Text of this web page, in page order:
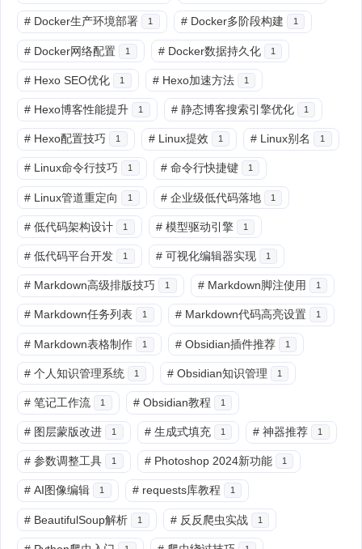
# Docker生产环境部署 1 # Docker多阶段构建 1
# Docker网络配置 1 # Docker数据持久化 1
# Hexo SEO优化 1 # Hexo加速方法 1
# Hexo博客性能提升 1 # 静态博客搜索引擎优化 1
# Hexo配置技巧 1 # Linux提效 1 # Linux别名 1
# Linux命令行技巧 1 # 命令行快捷键 1
# Linux管道重定向 1 # 企业级低代码落地 1
# 低代码架构设计 1 # 模型驱动引擎 1
# 低代码平台开发 1 # 可视化编辑器实现 1
# Markdown高级排版技巧 1 # Markdown脚注使用 1
# Markdown任务列表 1 # Markdown代码高亮设置 1
# Markdown表格制作 1 # Obsidian插件推荐 1
# 个人知识管理系统 1 # Obsidian知识管理 1
# 笔记工作流 1 # Obsidian教程 1
# 图层蒙版改进 1 # 生成式填充 1 # 神器推荐 1
# 参数调整工具 1 # Photoshop 2024新功能 1
# AI图像编辑 1 # requests库教程 1
# BeautifulSoup解析 1 # 反反爬虫实战 1